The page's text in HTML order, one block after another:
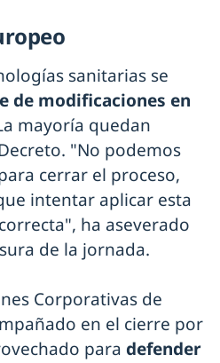
sanitarias se
de modificaciones en
mayoría quedan
"No podemos
cerrar el proceso,
intentar aplicar esta
ha aseverado
de la jornada.
Corporativas de
en el cierre por
para defender